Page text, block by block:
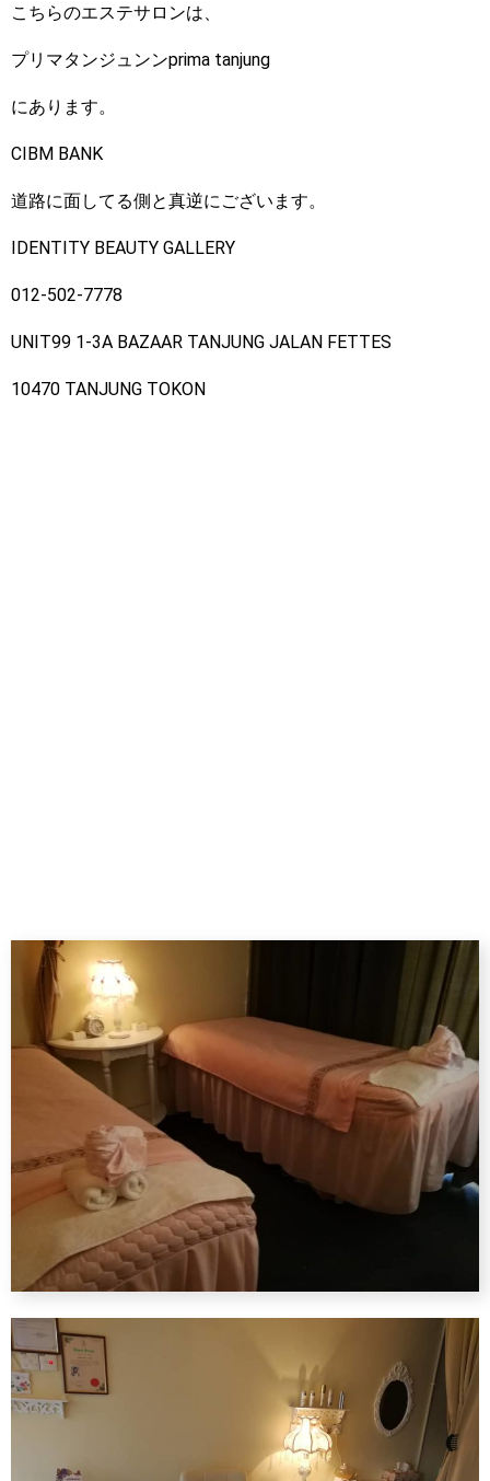
こちらのエステサロンは、
プリマタンジュンンprima tanjung
にあります。
CIBM BANK
道路に面してる側と真逆にございます。
IDENTITY BEAUTY GALLERY
012-502-7778
UNIT99 1-3A BAZAAR TANJUNG JALAN FETTES
10470 TANJUNG TOKON